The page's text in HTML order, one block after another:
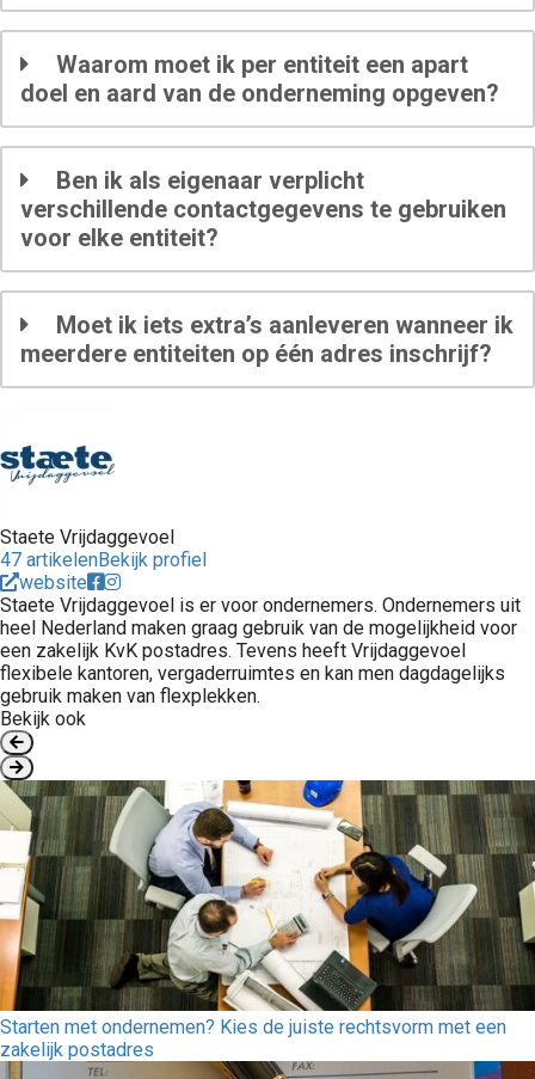
Waarom moet ik per entiteit een apart
doel en aard van de onderneming opgeven?
Ben ik als eigenaar verplicht
verschillende contactgegevens te gebruiken
voor elke entiteit?
Moet ik iets extra’s aanleveren wanneer ik
meerdere entiteiten op één adres inschrijf?
Staete Vrijdaggevoel
47 artikelenBekijk profiel
website
Staete Vrijdaggevoel is er voor ondernemers. Ondernemers uit
heel Nederland maken graag gebruik van de mogelijkheid voor
een zakelijk KvK postadres. Tevens heeft Vrijdaggevoel
flexibele kantoren, vergaderruimtes en kan men dagdagelijks
gebruik maken van flexplekken.
Bekijk ook
Starten met ondernemen? Kies de juiste rechtsvorm met een
zakelijk postadres